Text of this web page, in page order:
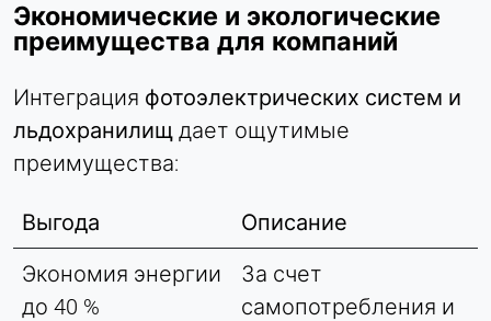
Экономические и экологические
преимущества для компаний
Интеграция фотоэлектрических систем и
льдохранилищ дает ощутимые
преимущества:
Выгода
Описание
Экономия энергии
до 40 %
За счет
самопотребления и